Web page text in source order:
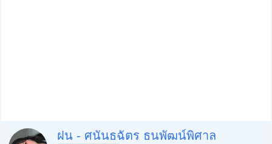
ฝน - ศนันธฉัตร ธนพัฒน์พิศาล